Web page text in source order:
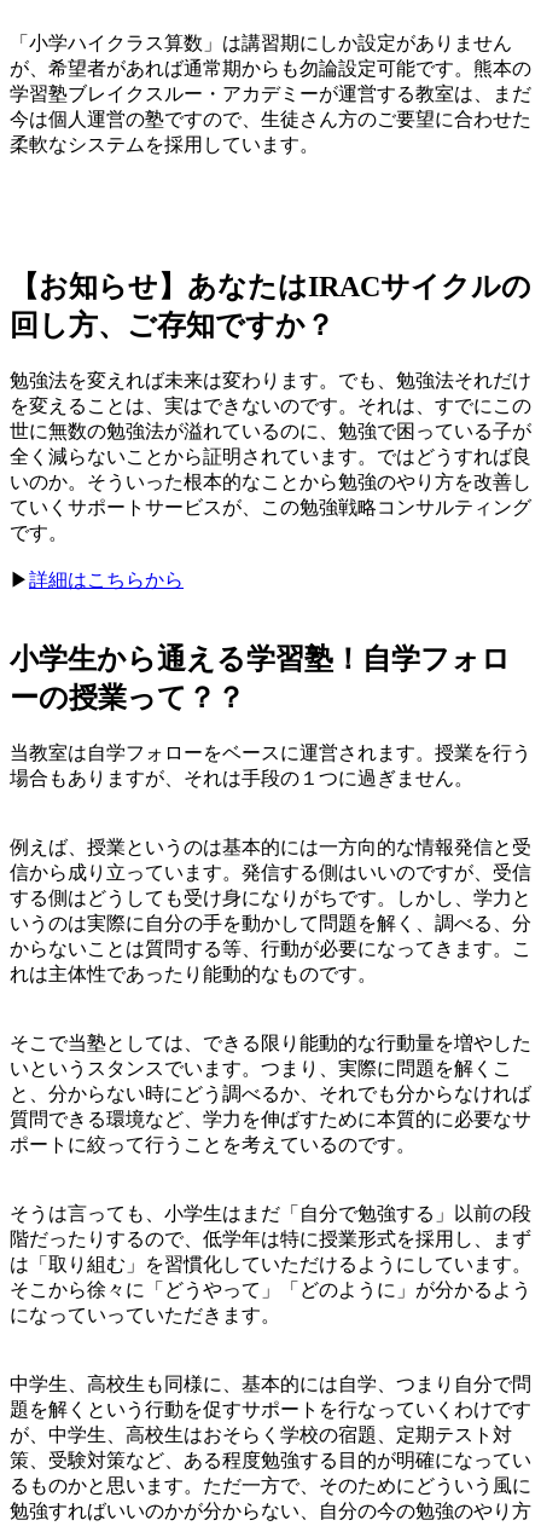
「小学ハイクラス算数」は講習期にしか設定がありません
が、希望者があれば通常期からも勿論設定可能です。熊本の
学習塾ブレイクスルー・アカデミーが運営する教室は、まだ
今は個人運営の塾ですので、生徒さん方のご要望に合わせた
柔軟なシステムを採用しています。
【お知らせ】あなたはIRACサイクルの
回し方、ご存知ですか？
勉強法を変えれば未来は変わります。でも、勉強法それだけ
を変えることは、実はできないのです。それは、すでにこの
世に無数の勉強法が溢れているのに、勉強で困っている子が
全く減らないことから証明されています。ではどうすれば良
いのか。そういった根本的なことから勉強のやり方を改善し
ていくサポートサービスが、この勉強戦略コンサルティング
です。
▶︎詳細はこちらから
小学生から通える学習塾！自学フォロ
ーの授業って？？
当教室は自学フォローをベースに運営されます。授業を行う
場合もありますが、それは手段の１つに過ぎません。
例えば、授業というのは基本的には一方向的な情報発信と受
信から成り立っています。発信する側はいいのですが、受信
する側はどうしても受け身になりがちです。しかし、学力と
いうのは実際に自分の手を動かして問題を解く、調べる、分
からないことは質問する等、行動が必要になってきます。こ
れは主体性であったり能動的なものです。
そこで当塾としては、できる限り能動的な行動量を増やした
いというスタンスでいます。つまり、実際に問題を解くこ
と、分からない時にどう調べるか、それでも分からなければ
質問できる環境など、学力を伸ばすために本質的に必要なサ
ポートに絞って行うことを考えているのです。
そうは言っても、小学生はまだ「自分で勉強する」以前の段
階だったりするので、低学年は特に授業形式を採用し、まず
は「取り組む」を習慣化していただけるようにしています。
そこから徐々に「どうやって」「どのように」が分かるよう
になっていっていただきます。
中学生、高校生も同様に、基本的には自学、つまり自分で問
題を解くという行動を促すサポートを行なっていくわけです
が、中学生、高校生はおそらく学校の宿題、定期テスト対
策、受験対策など、ある程度勉強する目的が明確になってい
るものかと思います。ただ一方で、そのためにどういう風に
勉強すればいいのかが分からない、自分の今の勉強のやり方